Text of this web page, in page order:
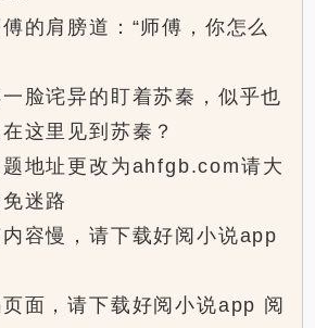
肩膀道：“师傅，你怎么
诧异的盯着苏秦，似乎也
这里见到苏秦？
址更改为ahfgb.com请大
迷路
慢，请下载好阅小说app
，请下载好阅小说app 阅